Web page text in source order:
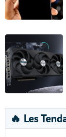
🔥 Les